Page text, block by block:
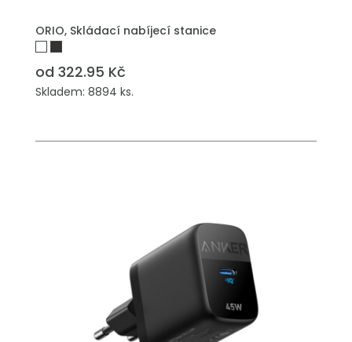
ORIO, Skládací nabíjecí stanice
od 322.95 Kč
Skladem: 8894 ks.